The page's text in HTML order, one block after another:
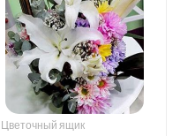
Цветочный ящик
Romantic Thoughts -